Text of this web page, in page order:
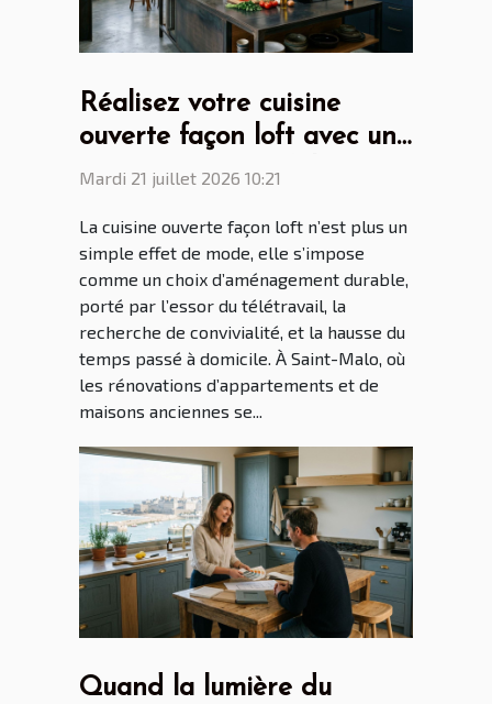
Réalisez votre cuisine
ouverte façon loft avec un
cuisiniste Saint Malo
Mardi 21 juillet 2026 10:21
La cuisine ouverte façon loft n’est plus un
simple effet de mode, elle s’impose
comme un choix d’aménagement durable,
porté par l’essor du télétravail, la
recherche de convivialité, et la hausse du
temps passé à domicile. À Saint-Malo, où
les rénovations d’appartements et de
maisons anciennes se...
Quand la lumière du